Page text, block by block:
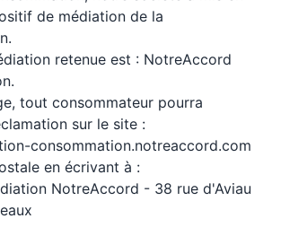
de médiation de la
retenue est : NotreAccord
tout consommateur pourra
sur le site :
consommation.notreaccord.com
en écrivant à :
NotreAccord - 38 rue d'Aviau